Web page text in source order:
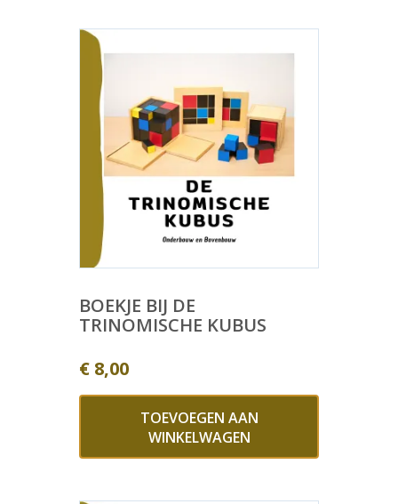
BOEKJE BIJ DE
TRINOMISCHE KUBUS
€ 8,00
TOEVOEGEN AAN
WINKELWAGEN